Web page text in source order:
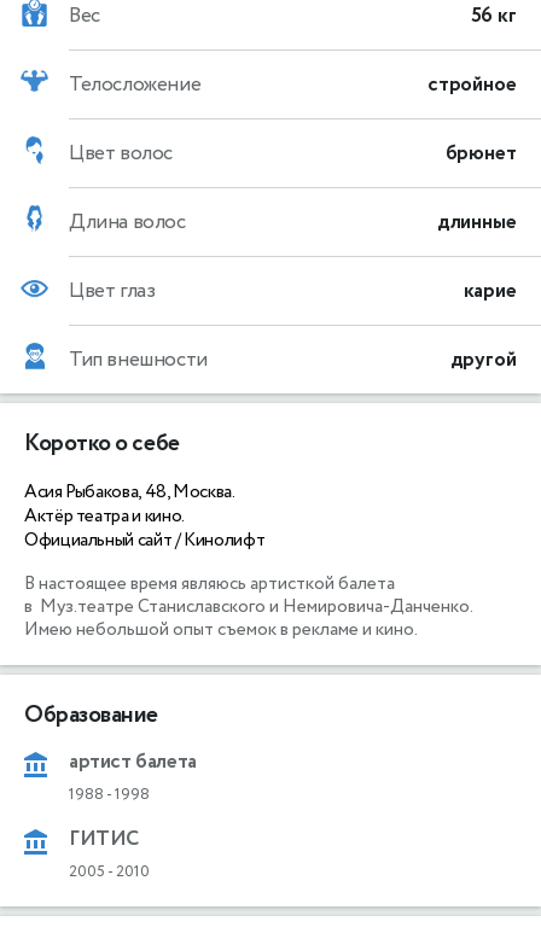
Вес 56 кг
Телосложение стройное
Цвет волос брюнет
Длина волос длинные
Цвет глаз карие
Тип внешности другой
Коротко о себе
Асия Рыбакова, 48, Москва.
Актёр театра и кино.
Официальный сайт / Кинолифт
В настоящее время являюсь артисткой балета
в  Муз.театре Станиславского и Немировича-Данченко.
Имею небольшой опыт съемок в рекламе и кино.
Образование
артист балета
1988 -1998
ГИТИС
2005 - 2010